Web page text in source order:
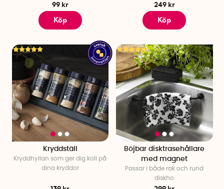
99 kr
Köp
249 kr
Köp
Kryddställ
Kryddhyllan som ger dig koll på
dina kryddor
Böjbar disktrasehållare
med magnet
Passar i både rak och rund
diskho